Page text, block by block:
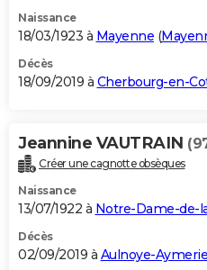
Naissance
18/03/1923 à Mayenne (
Décès
18/09/2019 à Cherbourg-en-
Jeannine VAUTRAIN
Créer une cagnotte obsèques
Naissance
13/07/1922 à Notre-Dame-de-
Décès
02/09/2019 à Aulnoye-